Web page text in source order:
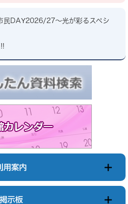
民DAY2026/27～光が彩るスペシ
用案内
掲示板